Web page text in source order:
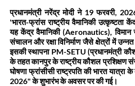
प्रधानमंत्री नरेंद्र मोदी ने 19 फरवरी,
'भारत-फ्रांस राष्ट्रीय वैमानिकी उत्कृष्टता
यह केंद्र वैमानिकी (Aeronautics),
संचालन और रक्षा विनिर्माण जैसे क्षेत्रों में
इसकी स्थापना PM-SETU (प्रधानमंत्री
के तहत कानपुर के राष्ट्रीय कौशल प्रशिक्षण
घोषणा फ्रांसीसी राष्ट्रपति की भारत यात्रा
2026" के शुभारंभ के अवसर पर की गई।